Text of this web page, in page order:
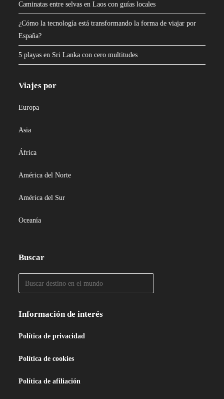
Caminatas entre selvas en Laos con guías locales
¿Cómo la tecnología está transformando la forma de viajar por
España?
5 playas en Sri Lanka con cero multitudes
Viajes por
Europa
Asia
África
América del Norte
América del Sur
Oceanía
Buscar
Información de interés
Política de privacidad
Política de cookies
Política de afiliación